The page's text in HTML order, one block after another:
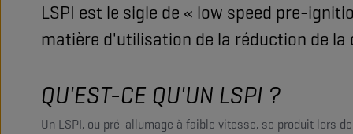
LSPI est le sigle de « low speed pre-
matière d'utilisation de la réduction de
QU'EST-CE QU'UN LSPI ?
Un LSPI, ou pré-allumage à faible vitesse, se produit lors